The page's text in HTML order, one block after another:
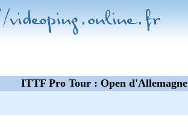
ITTF Pro Tour : Open d'Allemagne